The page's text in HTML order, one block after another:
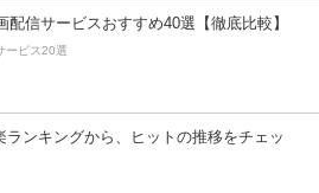
配信サービスおすすめ40選【徹底比較】
ービス20選
ランキングから、ヒットの推移をチェッ